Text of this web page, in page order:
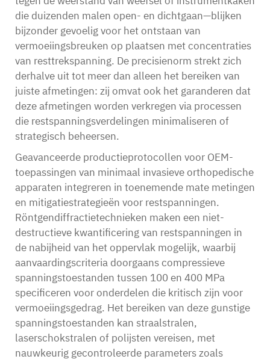
die duizenden malen open- en dichtgaan—blijken
bijzonder gevoelig voor het ontstaan van
vermoeiingsbreuken op plaatsen met concentraties
van resttrekspanning. De precisienorm strekt zich
derhalve uit tot meer dan alleen het bereiken van
juiste afmetingen: zij omvat ook het garanderen dat
deze afmetingen worden verkregen via processen
die restspanningsverdelingen minimaliseren of
strategisch beheersen.
Geavanceerde productieprotocollen voor OEM-
toepassingen van minimaal invasieve orthopedische
apparaten integreren in toenemende mate metingen
en mitigatiestrategieën voor restspanningen.
Röntgendiffractietechnieken maken een niet-
destructieve kwantificering van restspanningen in
de nabijheid van het oppervlak mogelijk, waarbij
aanvaardingscriteria doorgaans compressieve
spanningstoestanden tussen 100 en 400 MPa
specificeren voor onderdelen die kritisch zijn voor
vermoeiingsgedrag. Het bereiken van deze gunstige
spanningstoestanden kan straalstralen,
laserschokstralen of polijsten vereisen, met
nauwkeurig gecontroleerde parameters zoals